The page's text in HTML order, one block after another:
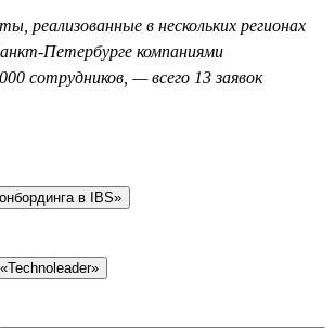
реализованные в нескольких регионах
Петербурге компаниями
сотрудников, — всего 13 заявок
в IBS»